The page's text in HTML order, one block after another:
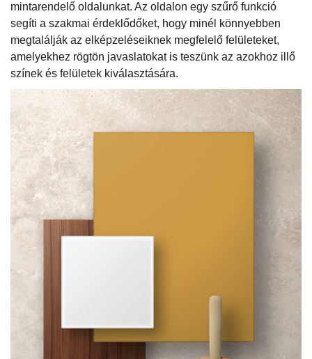
mintarendelő oldalunkat. Az oldalon egy szűrő funkció
segíti a szakmai érdeklődőket, hogy minél könnyebben
megtalálják az elképzeléseiknek megfelelő felületeket,
amelyekhez rögtön javaslatokat is teszünk az azokhoz illő
színek és felületek kiválasztására.